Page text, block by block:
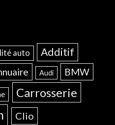
auto Additif
Audi BMW
Carrosserie
Clio